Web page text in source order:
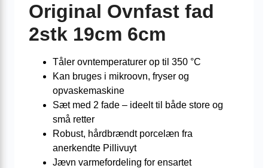
Original Ovnfast fad
2stk 19cm 6cm
Tåler ovntemperaturer op til 350 °C
Kan bruges i mikroovn, fryser og
opvaskemaskine
Sæt med 2 fade – ideelt til både store og
små retter
Robust, hårdbrændt porcelæn fra
anerkendte Pillivuyt
Jævn varmefordeling for ensartet